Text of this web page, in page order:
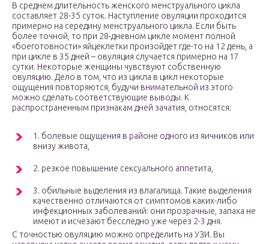
В среднем длительность женского менструального цикла
составляет 28-35 суток. Наступление овуляции проходится
примерно на середину менструального цикла. Если быть
более точной, то при 28-дневном цикле момент полной
«боеготовности» яйцеклетки произойдет где-то на 12 день, а
при цикле в 35 дней – овуляция случается примерно на 17
сутки. Некоторые женщины чувствуют собственную
овуляцию. Дело в том, что из цикла в цикл некоторые
ощущения повторяются, будучи внимательной из этого
можно сделать соответствующие выводы. К
распространенным признакам дней зачатия, относятся:
1. болевые ощущения в районе одного из яичников или
внизу живота,
2. резкое повышение сексуального аппетита,
3. обильные выделения из влагалища. Такие выделения
качественно отличаются от симптомов каких-либо
инфекционных заболеваний: они прозрачные, запаха не
имеют и исчезают бесследно уже через 2-3 дня.
С точностью овуляцию можно определить на УЗИ. Вы